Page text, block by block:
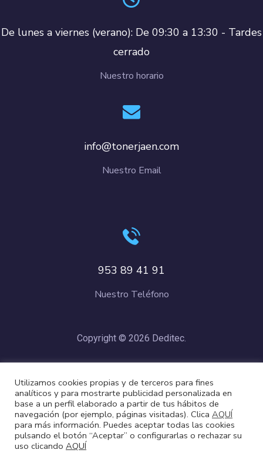
De lunes a viernes (verano): De 09:30 a 13:30 - Tardes
cerrado
Nuestro horario
info@tonerjaen.com
Nuestro Email
953 89 41 91
Nuestro Teléfono
Copyright © 2026 Deditec.
Cookies
Utilizamos cookies propias y de terceros para fines
analíticos y para mostrarte publicidad personalizada en
base a un perfil elaborado a partir de tus hábitos de
navegación (por ejemplo, páginas visitadas). Clica AQUÍ
para más información. Puedes aceptar todas las cookies
pulsando el botón “Aceptar” o configurarlas o rechazar su
uso clicando AQUÍ